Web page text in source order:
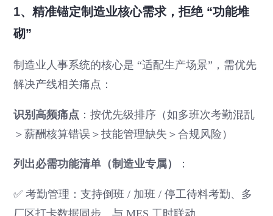
1、精准锚定制造业核心需求，拒绝 “功能堆
砌”
制造业人事系统的核心是 “适配生产场景”，需优先
解决产线相关痛点：
识别高频痛点 ：按优先级排序（如多班次考勤混乱
＞薪酬核算错误＞技能管理缺失＞合规风险）
列出必需功能清单（制造业专属） ：
✅ 考勤管理：支持倒班 / 加班 / 停工待料考勤、多